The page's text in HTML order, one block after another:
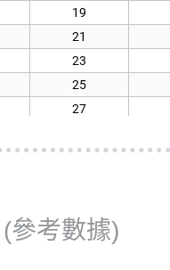
19
21
23
25
27
31
(參考數據)